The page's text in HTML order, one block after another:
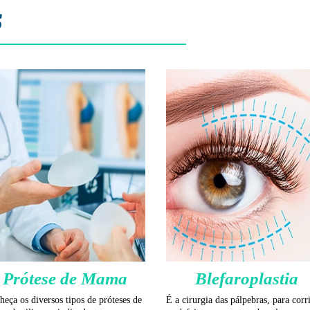
a Laser
plástica feita com auxilio de
Otoplastia
Cirurgia de correção para má
da cartilagem da orelha, que fica
aberta que o normal.
SAIBA MAIS